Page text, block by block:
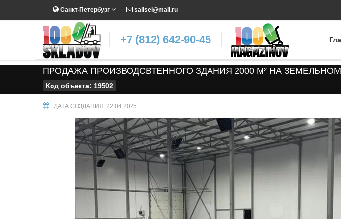
salisel@mail.ru
Санкт-Петербург
+7 (812) 642-90-45
ПРОДАЖА ПРОИЗВОДСВТЕННОГО ЗДАНИЯ 2000 М² НА ЗЕМЕЛЬНОМ
Код объекта: 19502
ДАТА СОЗДАНИЯ: 22.04.2025